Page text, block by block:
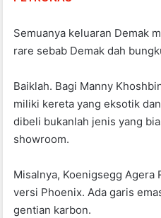
Semuanya keluaran Demak
rare sebab Demak dah
Baiklah. Bagi Manny
miliki kereta yang eksotik
dibeli bukanlah jenis yang
showroom.
Misalnya, Koenigsegg Agera
versi Phoenix. Ada garis
gentian karbon.